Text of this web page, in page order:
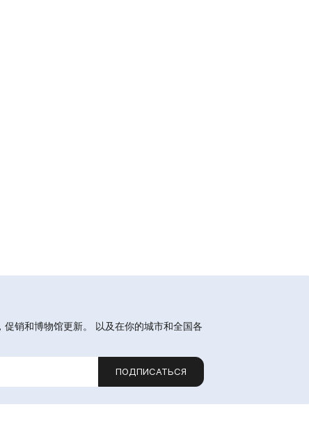
销和博物馆更新。 以及在你的城市和全国各
ПОДПИСАТЬСЯ